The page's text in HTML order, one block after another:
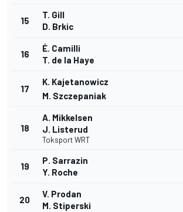
15
T. Gill
D. Brkic
16
É. Camilli
T. de la Haye
17
K. Kajetanowicz
M. Szczepaniak
18
A. Mikkelsen
J. Listerud
Toksport WRT
19
P. Sarrazin
Y. Roche
20
V. Prodan
M. Stiperski